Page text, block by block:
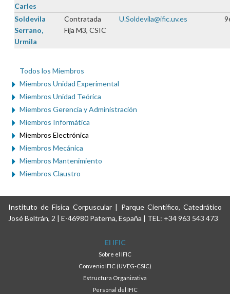
Carles
Soldevila
Serrano,
Urmila
Contratada
Fija M3, CSIC
U.Soldevila@ific.uv.es
Todos los Miembros
Miembros Unidad Experimental
Miembros Unidad Teórica
Miembros Gerencia y Administración
Miembros Informática
Miembros Electrónica
Miembros Mecánica
Miembros Mantenimiento
Miembros Claustro
Instituto de Física Corpuscular | Parque Científico, Catedrático
José Beltrán, 2 | E-46980 Paterna, España | TEL: +34 963 543 473
El IFIC
Sobre el IFIC
Convenio IFIC (UVEG-CSIC)
Estructura Organizativa
Personal del IFIC